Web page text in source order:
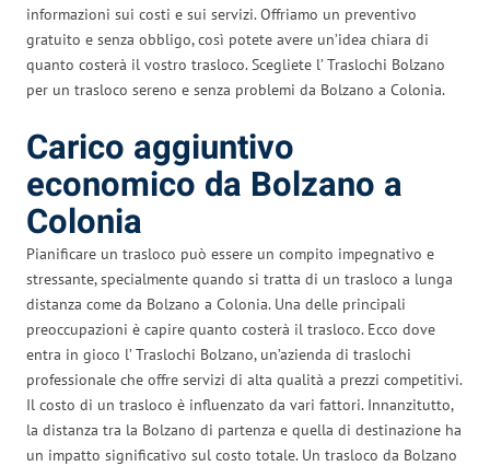
informazioni sui costi e sui servizi. Offriamo un preventivo
gratuito e senza obbligo, così potete avere un’idea chiara di
quanto costerà il vostro trasloco. Scegliete l’ Traslochi Bolzano
per un trasloco sereno e senza problemi da Bolzano a Colonia.
Carico aggiuntivo
economico da Bolzano a
Colonia
Pianificare un trasloco può essere un compito impegnativo e
stressante, specialmente quando si tratta di un trasloco a lunga
distanza come da Bolzano a Colonia. Una delle principali
preoccupazioni è capire quanto costerà il trasloco. Ecco dove
entra in gioco l’ Traslochi Bolzano, un’azienda di traslochi
professionale che offre servizi di alta qualità a prezzi competitivi.
Il costo di un trasloco è influenzato da vari fattori. Innanzitutto,
la distanza tra la Bolzano di partenza e quella di destinazione ha
un impatto significativo sul costo totale. Un trasloco da Bolzano